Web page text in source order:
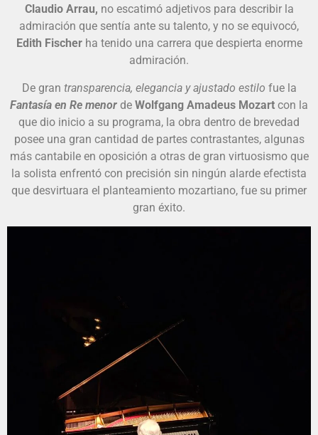
Claudio Arrau, no escatimó adjetivos para describir la
admiración que sentía ante su talento, y no se equivocó,
Edith Fischerha tenido una carrera que despierta enorme
admiración.
De gran transparencia, elegancia y ajustado estilo fue la
Fantasía en Re menor de Wolfgang Amadeus Mozart con la
que dio inicio a su programa, la obra dentro de brevedad
posee una gran cantidad de partes contrastantes, algunas
más cantabile en oposición a otras de gran virtuosismo que
la solista enfrentó con precisión sin ningún alarde efectista
que desvirtuara el planteamiento mozartiano, fue su primer
gran éxito.